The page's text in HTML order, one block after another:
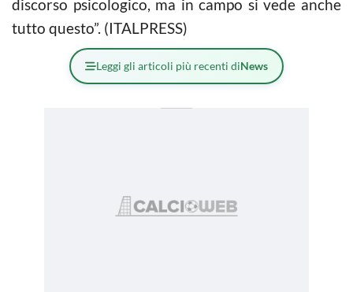
discorso psicologico, ma in campo si vede anche
tutto questo”. (ITALPRESS)
Leggi gli articoli più recenti diNews